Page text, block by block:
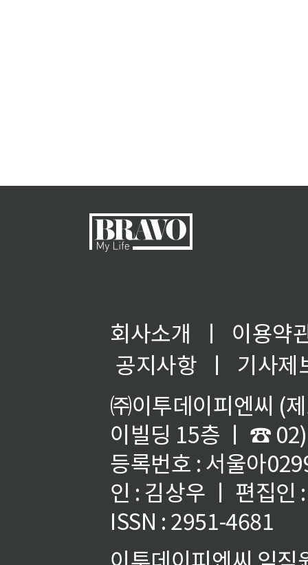
회사소개 ㅣ
이용약
공지사항
ㅣ
기사제
㈜이투데이피엔씨 (
이빌딩 15층 ㅣ ☎
등록번호 : 서울아
인 : 김상우 ㅣ 편집인
ISSN : 2951-4681